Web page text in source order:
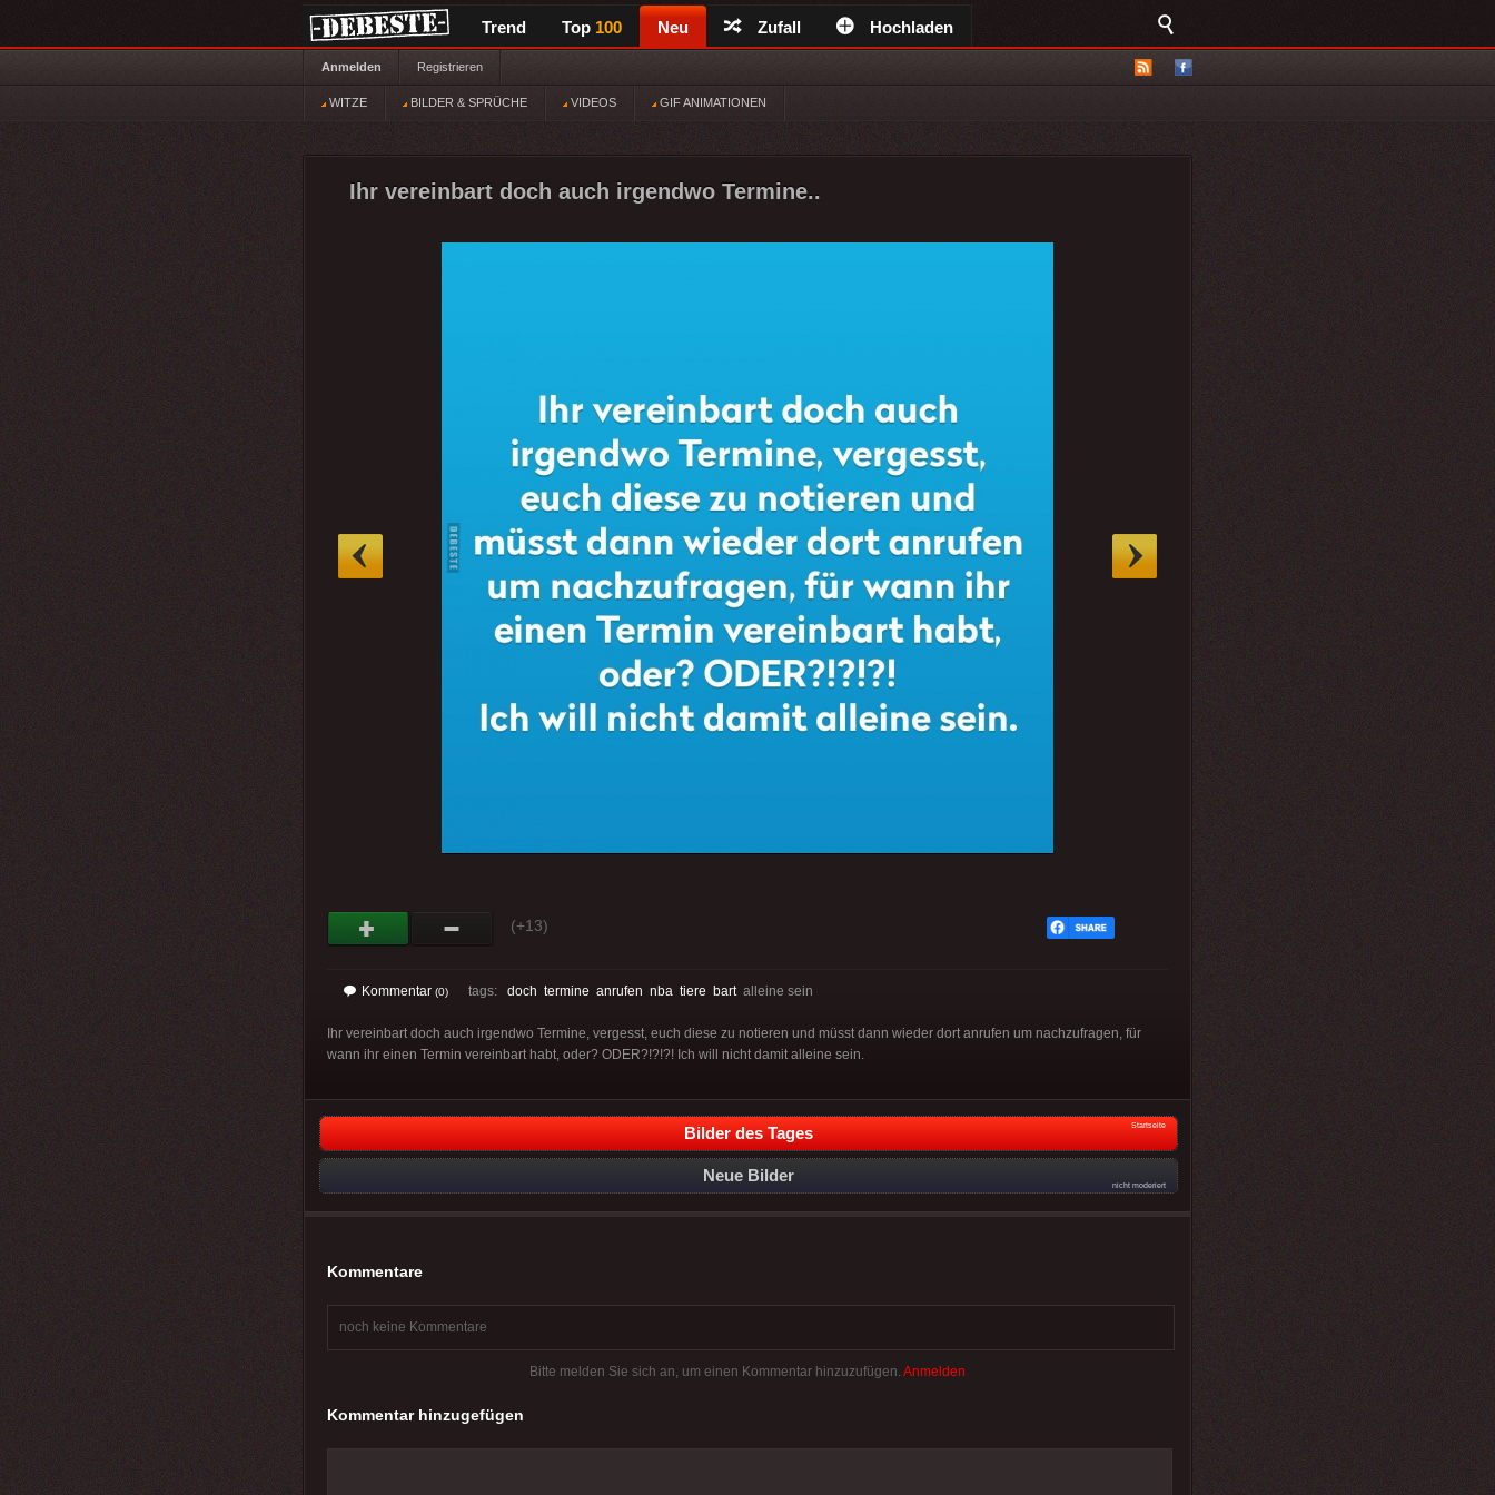
Trend Top 100 Neu Zufall Hochladen
Anmelden Registrieren
WITZE BILDER & SPRÜCHE VIDEOS GIF ANIMATIONEN
Ihr vereinbart doch auch irgendwo Termine..
(+13)
Kommentar (0) tags: doch termine anrufen nba tiere bartalleine sein
Ihr vereinbart doch auch irgendwo Termine, vergesst, euch diese zu notieren und müsst dann wieder dort anrufen um nachzufragen, für
wann ihr einen Termin vereinbart habt, oder? ODER?!?!?! Ich will nicht damit alleine sein.
Bilder des Tages Startseite
Neue Bilder
nicht moderiert
Kommentare
noch keine Kommentare
Bitte melden Sie sich an, um einen Kommentar hinzuzufügen. Anmelden
Kommentar hinzugefügen